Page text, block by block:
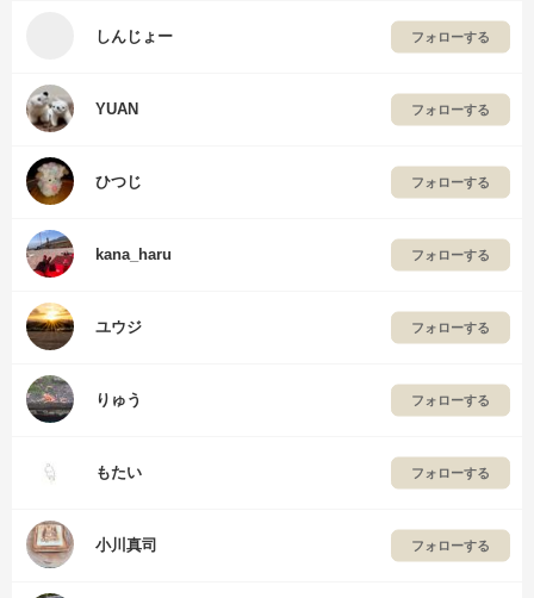
しんじょー フォローする
YUAN フォローする
ひつじ フォローする
kana_haru フォローする
ユウジ フォローする
りゅう フォローする
もたい フォローする
小川真司 フォローする